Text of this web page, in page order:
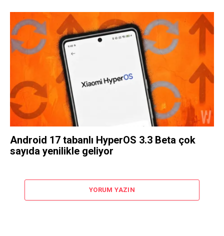
Android 17 tabanlı HyperOS 3.3 Beta çok
sayıda yenilikle geliyor
YORUM YAZIN